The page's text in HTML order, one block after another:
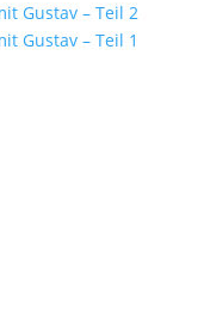
Gustav – Teil 2
Gustav – Teil 1